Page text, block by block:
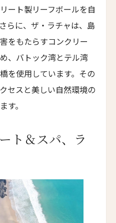
ホテル&カントリークラ
Club
Spa, Greece
ート製リーフボールを自
らに、ザ・ラチャは、島
をもたらすコンクリー
、バトック湾とテル湾
を使用しています。その
セスと美しい自然環境の
す。
ト＆スパ、ラ